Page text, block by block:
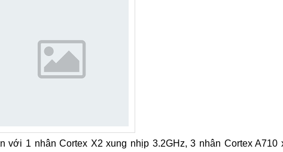
với 1 nhân Cortex X2 xung nhịp 3.2GHz, 3 nhân Cortex A710